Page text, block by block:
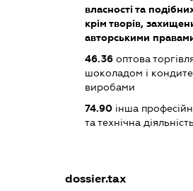
власності та
крім творів,
авторськими
46.36 оптова
шоколадом і
виробами
74.90 інша
та технічна
dossier.tax